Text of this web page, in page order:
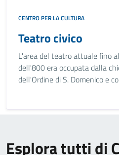
CENTRO PER LA CULTURA
Teatro civico
L'area del teatro attuale fino
dell'800 era occupata dalla
dell'Ordine di S. Domenico e
Esplora tutti di